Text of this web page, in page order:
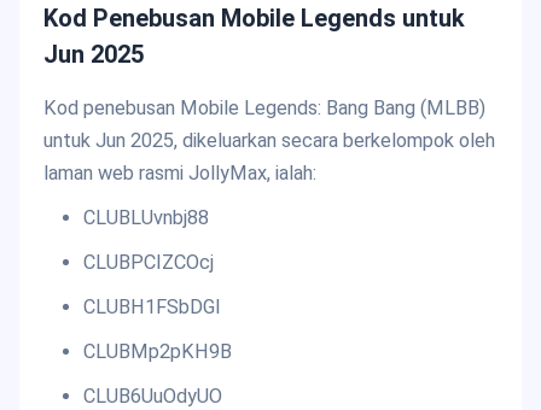
Kod Penebusan Mobile Legends untuk
Jun 2025
Kod penebusan Mobile Legends: Bang Bang (MLBB)
untuk Jun 2025, dikeluarkan secara berkelompok oleh
laman web rasmi JollyMax, ialah:
CLUBLUvnbj88
CLUBPCIZCOcj
CLUBH1FSbDGI
CLUBMp2pKH9B
CLUB6UuOdyUO